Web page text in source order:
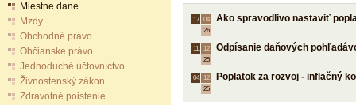
Miestne dane
Mzdy
Obchodné právo
Občianske právo
Jednoduché účtovníctvo
Živnostenský zákon
Zdravotné poistenie
17. 04.
26
Ako spravodlivo nastaviť
11. 12.
25
Odpísanie daňových
04. 12.
25
Poplatok za rozvoj - inflačný